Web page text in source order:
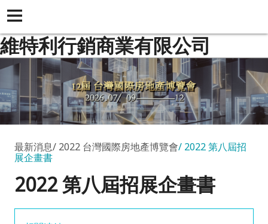
維特利行銷商業有限公司
最新消息 2022 台灣國際房地產博覽會 2022 第八屆招
展企畫書
2022 第八屆招展企畫書